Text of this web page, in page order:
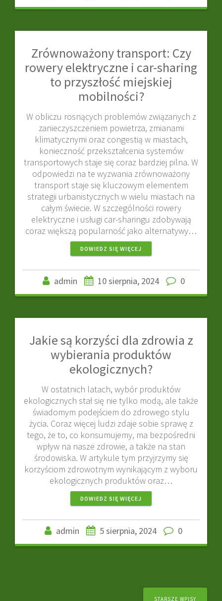
Zrównoważony transport: Czy
rowery elektryczne i car-sharing
to przyszłość miejskiej
mobilności?
W obliczu rosnących problemów związanych z
zanieczyszczeniem powietrza, zmianami
klimatycznymi oraz congestią w miastach,
konieczność przekształcenia systemów
transportowych staje się coraz bardziej pilna. W
odpowiedzi na te wyzwania zrównoważony
transport staje się kluczowym elementem
strategii urbanistycznych w wielu miastach na
całym świecie. W szczególności rowery
elektryczne i usługi car-sharingu zdobywają
coraz większą popularność jako alternatywy…
DOWIEDZ SIĘ WIĘCEJ
admin 10 sierpnia, 2024 0
Jakie są korzyści dla zdrowia z
wybierania produktów
ekologicznych?
W ostatnich latach, wybór produktów
ekologicznych stał się nie tylko modą, ale także
świadomym podejściem do zdrowego stylu
życia. Coraz więcej ludzi zdaje sobie sprawę z
tego, że to, co konsumujemy, ma bezpośredni
wpływ na nasze zdrowie, a także na stan
środowiska. W artykule tym przyjrzymy się
korzyściom zdrowotnym wynikającym z wyboru
ekologicznych produktów oraz…
DOWIEDZ SIĘ WIĘCEJ
admin 5 sierpnia, 2024 0
STARSZE WPISY